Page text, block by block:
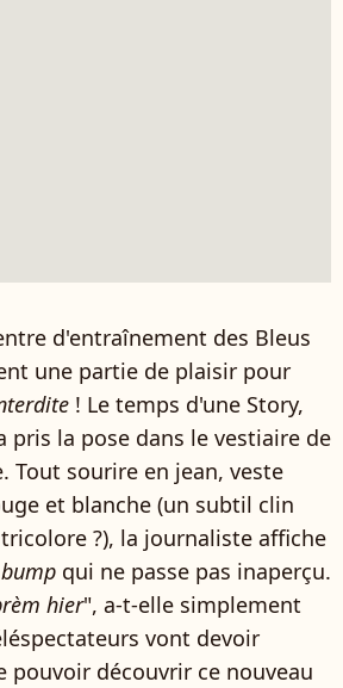
d'entraînement des Bleus
une partie de plaisir pour
! Le temps d'une Story,
pris la pose dans le vestiaire de
Tout sourire en jean, veste
et blanche (un subtil clin
?), la journaliste affiche
qui ne passe pas inaperçu.
hier", a-t-elle simplement
vont devoir
pouvoir découvrir ce nouveau